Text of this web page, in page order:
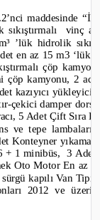
maddesinde
vinç
’lük hidrolik
en az 15 m3 ‘lük
çöp
çöp kamyonu, 2 adet
kazıyıcı
-çekici damper
5 Adet Çift Sıra K
ve tepe
Konteyner yıkama
+ 1 minibüs, 3 Adet
Oto Motor En az
kapılı Van
2012 ve